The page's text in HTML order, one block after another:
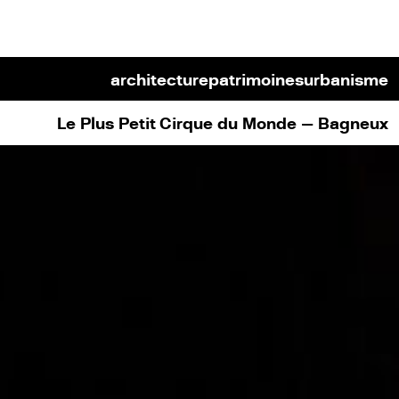
architecturepatrimoinesurbanisme
Le Plus Petit Cirque du Monde — Bagneux